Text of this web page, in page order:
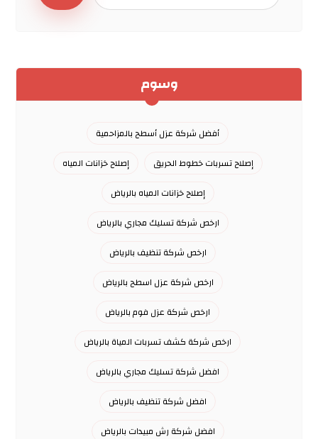
وسوم
أفضل شركة عزل أسطح بالمزاحمية
إصلاح تسربات خطوط الحريق
إصلاح خزانات المياه
إصلاح خزانات المياه بالرياض
ارخص شركة تسليك مجاري بالرياض
ارخص شركة تنظيف بالرياض
ارخص شركة عزل اسطح بالرياض
ارخص شركة عزل فوم بالرياض
ارخص شركة كشف تسربات المياة بالرياض
افضل شركة تسليك مجاري بالرياض
افضل شركة تنظيف بالرياض
افضل شركة رش مبيدات بالرياض